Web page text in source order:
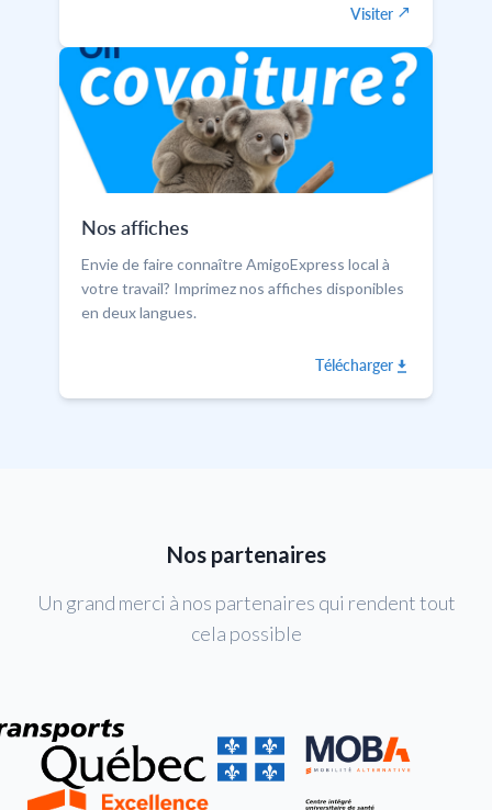
Visiter
Nos affiches
Envie de faire connaître AmigoExpress local à
votre travail? Imprimez nos affiches disponibles
en deux langues.
Télécharger
Nos partenaires
Un grand merci à nos partenaires qui rendent tout
cela possible